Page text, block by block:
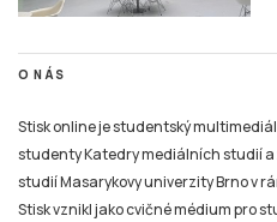
O NÁS
Stisk online je studentský
studenty Katedry mediálních studií
studií Masarykovy univerzity Brno v
Stisk vznikl jako cvičné médium pro